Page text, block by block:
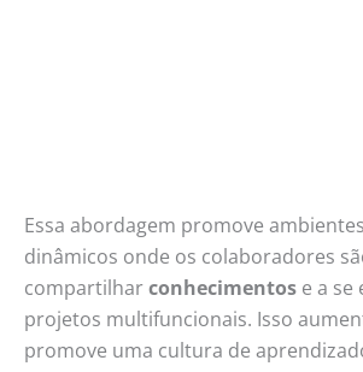
Essa abordagem promove
dinâmicos onde os colaboradores
compartilharconhecimentos e a se
projetos multifuncionais. Isso
promove uma cultura de